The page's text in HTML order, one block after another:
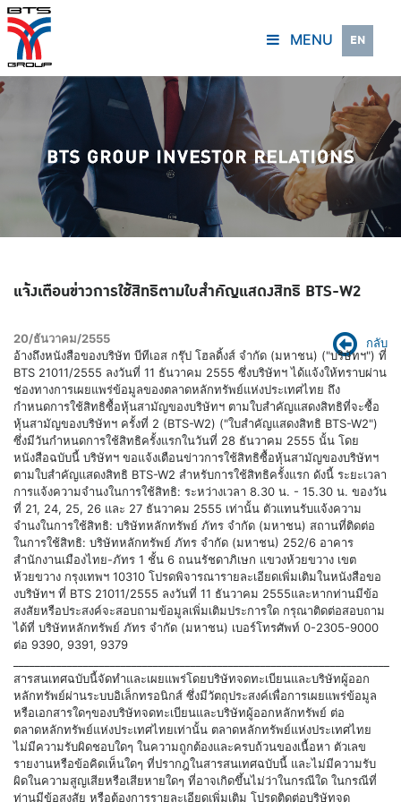
MENU EN
แจ้งเตือนข่าวการใช้สิทธิตามใบสำคัญแสดงสิทธิ BTS-W2
กลับ
20/ธันวาคม/2555
อ้างถึงหนังสือของบริษัท บีทีเอส กรุ๊ป โฮลดิ้งส์ จำกัด (มหาชน) ("บริษัทฯ") ที่
BTS 21011/2555 ลงวันที่ 11 ธันวาคม 2555 ซึ่งบริษัทฯ ได้แจ้งให้ทราบผ่าน
ช่องทางการเผยแพร่ข้อมูลของตลาดหลักทรัพย์แห่งประเทศไทย ถึง
กำหนดการใช้สิทธิซื้อหุ้นสามัญของบริษัทฯ ตามใบสำคัญแสดงสิทธิที่จะซื้อ
หุ้นสามัญของบริษัทฯ ครั้งที่ 2 (BTS-W2) ("ใบสำคัญแสดงสิทธิ BTS-W2")
ซึ่งมีวันกำหนดการใช้สิทธิครั้งแรกในวันที่ 28 ธันวาคม 2555 นั้น โดย
หนังสือฉบับนี้ บริษัทฯ ขอแจ้งเตือนข่าวการใช้สิทธิซื้อหุ้นสามัญของบริษัทฯ
ตามใบสำคัญแสดงสิทธิ BTS-W2 สำหรับการใช้สิทธิครั้งแรก ดังนี้ ระยะเวลา
การแจ้งความจำนงในการใช้สิทธิ: ระหว่างเวลา 8.30 น. - 15.30 น. ของวัน
ที่ 21, 24, 25, 26 และ 27 ธันวาคม 2555 เท่านั้น ตัวแทนรับแจ้งความ
จำนงในการใช้สิทธิ: บริษัทหลักทรัพย์ ภัทร จำกัด (มหาชน) สถานที่ติดต่อ
ในการใช้สิทธิ: บริษัทหลักทรัพย์ ภัทร จำกัด (มหาชน) 252/6 อาคาร
สำนักงานเมืองไทย-ภัทร 1 ชั้น 6 ถนนรัชดาภิเษก แขวงห้วยขวาง เขต
ห้วยขวาง กรุงเทพฯ 10310 โปรดพิจารณารายละเอียดเพิ่มเติมในหนังสือขอ
งบริษัทฯ ที่ BTS 21011/2555 ลงวันที่ 11 ธันวาคม 2555และหากท่านมีข้อ
สงสัยหรือประสงค์จะสอบถามข้อมูลเพิ่มเติมประการใด กรุณาติดต่อสอบถาม
ได้ที่ บริษัทหลักทรัพย์ ภัทร จำกัด (มหาชน) เบอร์โทรศัพท์ 0-2305-9000
ต่อ 9390, 9391, 9379
สารสนเทศฉบับนี้จัดทำและเผยแพร่โดยบริษัทจดทะเบียนและบริษัทผู้ออก
หลักทรัพย์ผ่านระบบอิเล็กทรอนิกส์ ซึ่งมีวัตถุประสงค์เพื่อการเผยแพร่ข้อมูล
หรือเอกสารใดๆของบริษัทจดทะเบียนและบริษัทผู้ออกหลักทรัพย์ ต่อ
ตลาดหลักทรัพย์แห่งประเทศไทยเท่านั้น ตลาดหลักทรัพย์แห่งประเทศไทย
ไม่มีความรับผิดชอบใดๆ ในความถูกต้องและครบถ้วนของเนื้อหา ตัวเลข
รายงานหรือข้อคิดเห็นใดๆ ที่ปรากฎในสารสนเทศฉบับนี้ และไม่มีความรับ
ผิดในความสูญเสียหรือเสียหายใดๆ ที่อาจเกิดขึ้นไม่ว่าในกรณีใด ในกรณีที่
ท่านมีข้อสงสัย หรือต้องการรายละเอียดเพิ่มเติม โปรดติดต่อบริษัทจด